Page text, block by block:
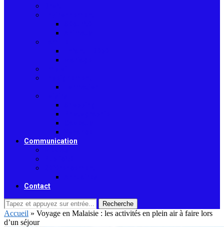
Communication
Contact
Recherche
Accueil » Voyage en Malaisie : les activités en plein air à faire lors
d’un séjour